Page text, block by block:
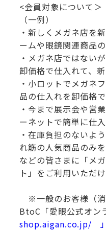
<会員対象について＞
（一例）
・新しくメガネ店を
ームや眼鏡関連商品
・メガネ店ではない
卸価格で仕入れて、
・小ロットでメガネ
品の仕入れを卸価格
・今まで展示会や営
ーネットで簡単に仕
・在庫負担のないよ
れ筋の人気商品のみ
などの皆さまに「メ
ト」をご利用いただけ
※一般のお客様（消
BtoC「愛眼公式オン
shop.aigan.co.jp/